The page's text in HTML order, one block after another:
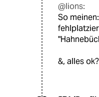
@lions:
So
&, alles ok?